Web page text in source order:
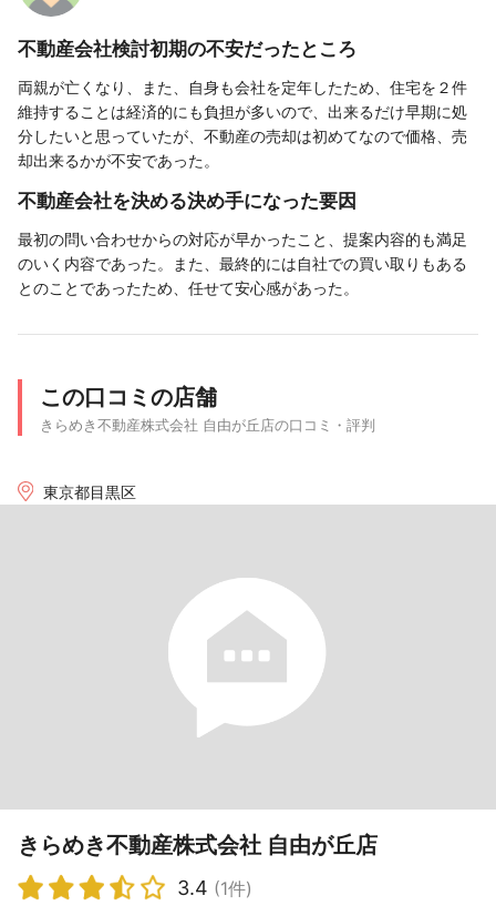
不動産会社検討初期の不安だったところ
両親が亡くなり、また、自身も会社を定年したため、住宅を２件
維持することは経済的にも負担が多いので、出来るだけ早期に処
分したいと思っていたが、不動産の売却は初めてなので価格、売
却出来るかが不安であった。
不動産会社を決める決め手になった要因
最初の問い合わせからの対応が早かったこと、提案内容的も満足
のいく内容であった。また、最終的には自社での買い取りもある
とのことであったため、任せて安心感があった。
この口コミの店舗
きらめき不動産株式会社 自由が丘店の口コミ・評判
東京都目黒区
きらめき不動産株式会社 自由が丘店
3.4 (1件)